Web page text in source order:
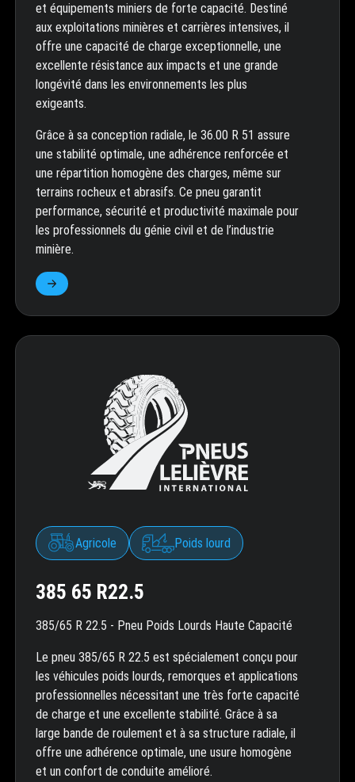
et équipements miniers de forte capacité. Destiné
aux exploitations minières et carrières intensives, il
offre une capacité de charge exceptionnelle, une
excellente résistance aux impacts et une grande
longévité dans les environnements les plus
exigeants.
Grâce à sa conception radiale, le 36.00 R 51 assure
une stabilité optimale, une adhérence renforcée et
une répartition homogène des charges, même sur
terrains rocheux et abrasifs. Ce pneu garantit
performance, sécurité et productivité maximale pour
les professionnels du génie civil et de l’industrie
minière.
Agricole Poids lourd
385 65 R22.5
385/65 R 22.5 - Pneu Poids Lourds Haute Capacité
Le pneu 385/65 R 22.5 est spécialement conçu pour
les véhicules poids lourds, remorques et applications
professionnelles nécessitant une très forte capacité
de charge et une excellente stabilité. Grâce à sa
large bande de roulement et à sa structure radiale, il
offre une adhérence optimale, une usure homogène
et un confort de conduite amélioré.